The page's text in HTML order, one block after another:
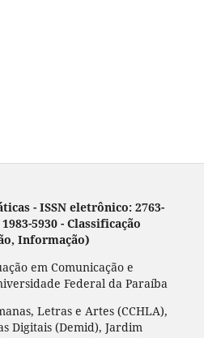
- ISSN eletrônico: 2763-
5930 - Classificação
Informação)
em Comunicação e
Federal da Paraíba
Letras e Artes (CCHLA),
Digitais (Demid), Jardim